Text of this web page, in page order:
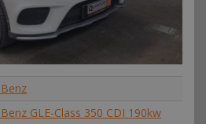
GLE-Class 350 CDI 190kw